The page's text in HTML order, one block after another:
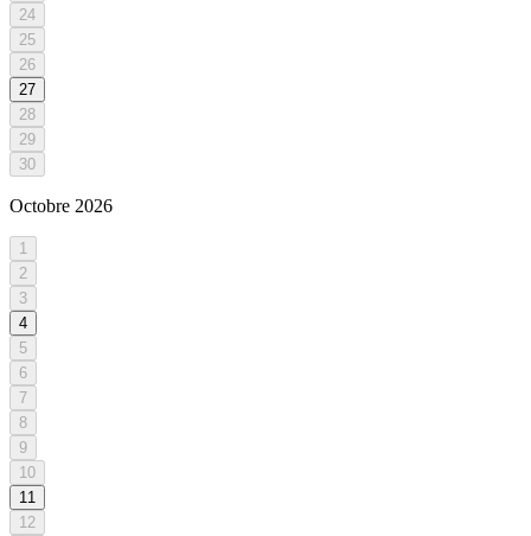
24
25
26
27
28
29
30
Octobre 2026
1
2
3
4
5
6
7
8
9
10
11
12